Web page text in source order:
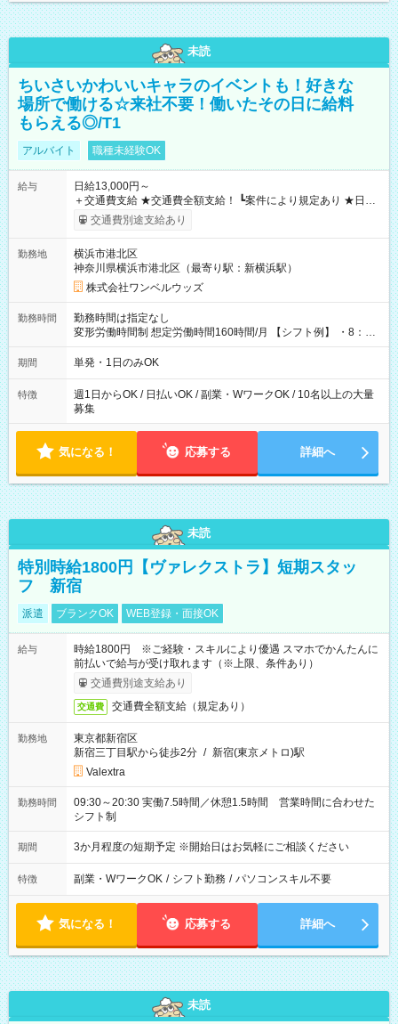
未読
ちいさいかわいいキャラのイベントも！好きな
場所で働ける☆来社不要！働いたその日に給料
もらえる◎/T1
アルバイト 職種未経験OK
給与
日給13,000円～
＋交通費支給 ★交通費全額支給！ ┗案件により規定あり ★日払
いOK！（規定あり） ┗働いたその日に現金GET♪ お仕事後はコ
ンビニATMから 日払い分を引き落とせます！ 【試用期間】試
交通費別途支給あり
勤務地
横浜市港北区
神奈川県横浜市港北区（最寄り駅：新横浜駅）
株式会社ワンベルウッズ
勤務時間
勤務時間は指定なし
変形労働時間制 想定労働時間160時間/月 【シフト例】 ・8：00
～21：00
期間 単発・1日のみOK
特徴
週1日からOK / 日払いOK / 副業・WワークOK / 10名以上の大量
募集
気になる！ 応募する 詳細へ
未読
特別時給1800円【ヴァレクストラ】短期スタッ
フ 新宿
派遣 ブランクOK WEB登録・面接OK
給与
時給1800円 ※ご経験・スキルにより優遇 スマホでかんたんに
前払いで給与が受け取れます（※上限、条件あり）
交通費別途支給あり
交通費 交通費全額支給（規定あり）
勤務地
東京都新宿区
新宿三丁目駅から徒歩2分 / 新宿(東京メトロ)駅
Valextra
勤務時間
09:30～20:30 実働7.5時間／休憩1.5時間 営業時間に合わせた
シフト制
期間 3か月程度の短期予定 ※開始日はお気軽にご相談ください
特徴 副業・WワークOK / シフト勤務 / パソコンスキル不要
気になる！ 応募する 詳細へ
未読